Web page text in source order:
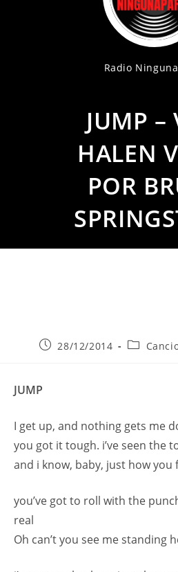
Radio
JUMP –
HALEN
POR
Publicación
entrada:
28/12/2014
Categoría
JUMP
I get up, and nothing gets me
you got it tough. i’ve seen the
and i know, baby, just how you
you’ve got to roll with the
real
Oh can’t you see me standing